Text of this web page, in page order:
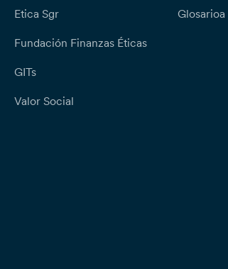
Etica Sgr
Fundación Finanzas Éticas
GITs
Valor Social
Glosarioa